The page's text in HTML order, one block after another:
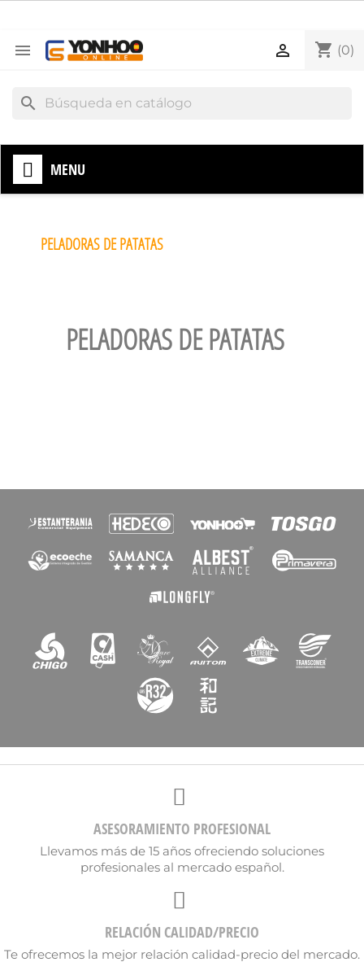
 shopping_cart (0)

search
MENU
PELADORAS DE PATATAS
PELADORAS DE PATATAS
ASESORAMIENTO PROFESIONAL
Llevamos más de 15 años ofreciendo soluciones
profesionales al mercado español.
RELACIÓN CALIDAD/PRECIO
Te ofrecemos la mejor relación calidad-precio del mercado.